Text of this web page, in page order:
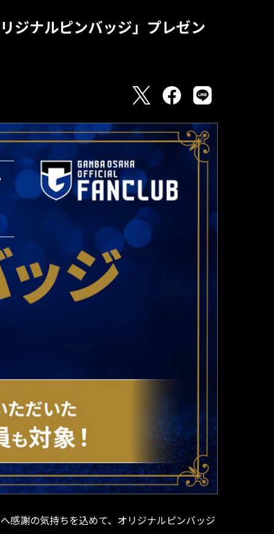
ジナルピンバッジ」プレゼン
感謝の気持ちを込めて、オリジナルピンバッジ